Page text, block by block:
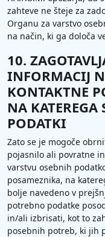
zahteve ne šteje za
Organu za varstvo
na način, ki ga določa
10.
INFORMACIJ
KONTAKTNE
NA KATEREGA
PODATKI
Zato se je mogoče
pojasnilo ali povratne
varstvu osebnih
posameznika, na
bolje navedeno v
potrebno podatke
in/ali izbrisati, kot to
posebnih potreb, ki jih